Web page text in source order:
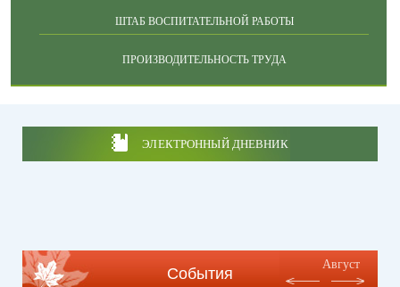
ШТАБ ВОСПИТАТЕЛЬНОЙ РАБОТЫ
ПРОИЗВОДИТЕЛЬНОСТЬ ТРУДА
ЭЛЕКТРОННЫЙ ДНЕВНИК
События
Август